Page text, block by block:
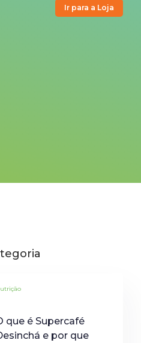
Ir para a Loja
que é Supercafé
e por que